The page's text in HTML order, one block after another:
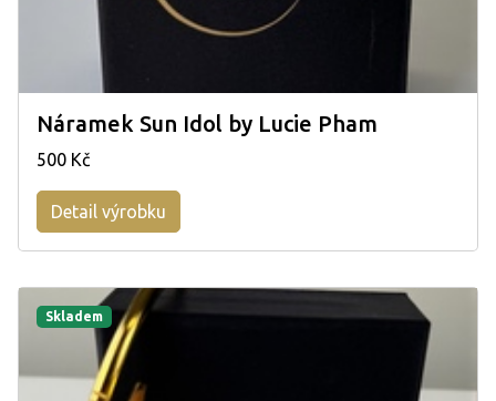
Náramek Sun Idol by Lucie Pham
500 Kč
Detail výrobku
Skladem